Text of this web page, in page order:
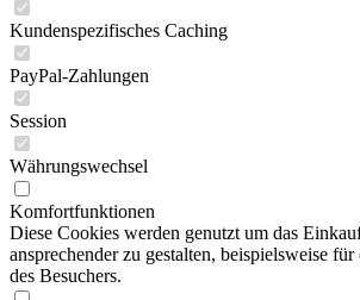
Kundenspezifisches Caching
PayPal-Zahlungen
Session
Währungswechsel
Komfortfunktionen
Diese Cookies werden genutzt um das
ansprechender zu gestalten, beispielsweise
des Besuchers.